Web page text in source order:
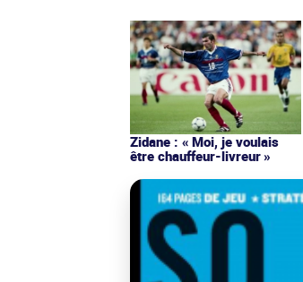
Zidane : « Moi, je voulais
être chauffeur-livreur »